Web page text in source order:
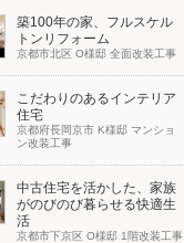
築100年の家、フルスケル
トンリフォーム
京都市北区 O様邸 全面改装工事
こだわりのあるインテリア
住宅
京都府長岡京市 K様邸 マンショ
ン改装工事
中古住宅を活かした、家族
がのびのび暮らせる快適生
活
京都市下京区 O様邸 1階改装工事